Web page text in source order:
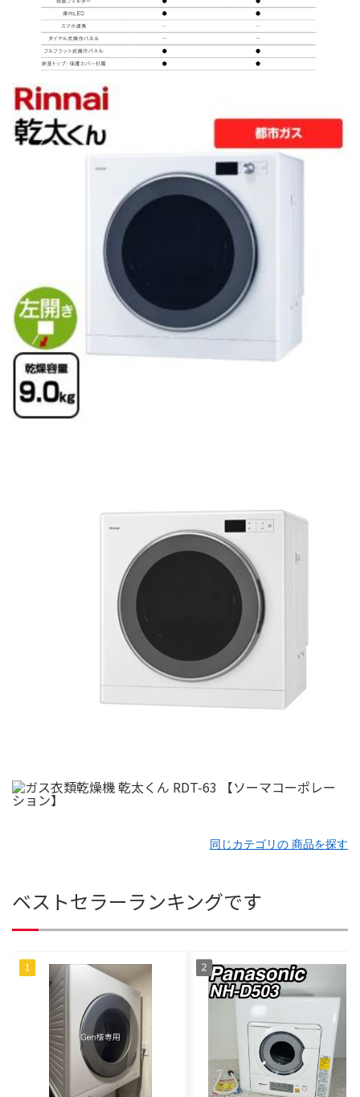
同じカテゴリの 商品を探す
ベストセラーランキングです